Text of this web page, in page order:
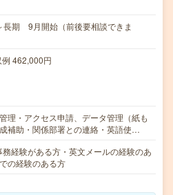
長期 9月開始（前後要相談できま
462,000円
理・アクセス申請、データ管理（紙も
補助・関係部署との連絡・英語使…
務経験がある方・英文メールの経験のあ
の経験のある方